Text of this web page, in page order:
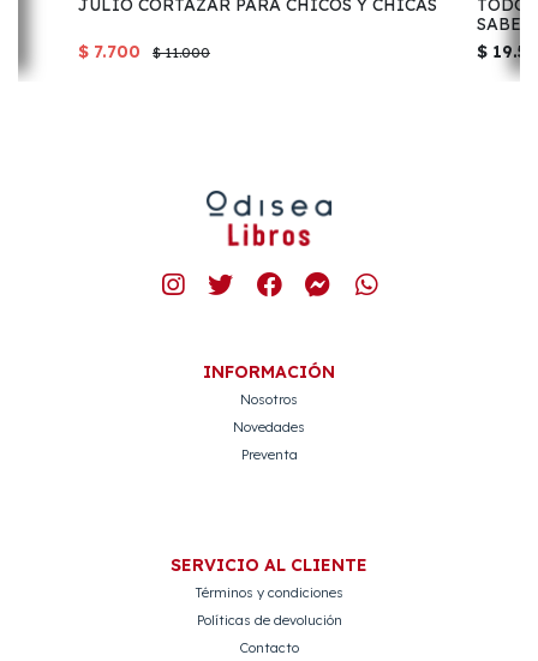
JULIO CORTÁZAR PARA CHICOS Y CHICAS
$ 7.700 $ 11.000
TODO
SABER
$
INFORMACIÓN
Nosotros
Novedades
Preventa
SERVICIO AL CLIENTE
Términos y condiciones
Políticas de devolución
Contacto